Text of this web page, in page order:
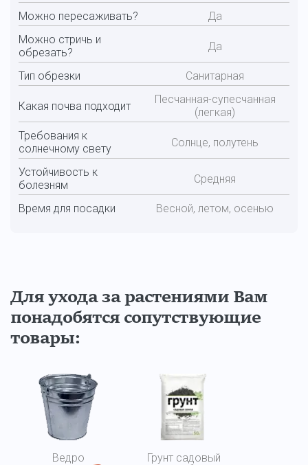
Можно пересаживать?
Да
Можно стричь и
обрезать?
Да
Тип обрезки Санитарная
Какая почва подходит
Песчанная-супесчанная
(легкая)
Требования к
солнечному свету
Солнце, полутень
Устойчивость к
болезням
Средняя
Время для посадки Весной, летом, осенью
Для ухода за растениями Вам
понадобятся сопутствующие
товары:
Ведро Грунт садовый